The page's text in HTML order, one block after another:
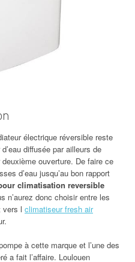
électrique réversible reste
diffusée par ailleurs de
ouverture. De faire ce
d’eau jusqu’au bon rapport
climatisation reversible
n’aurez donc choisir entre les
vers l climatiseur fresh air
à cette marque et l’une des
a fait l’affaire. Loulouen